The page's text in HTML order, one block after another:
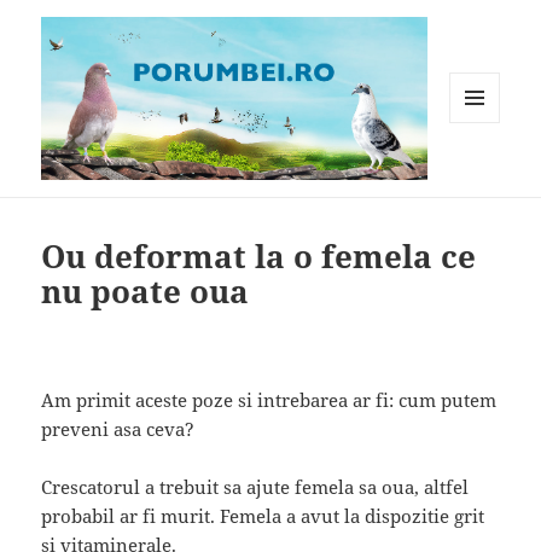
Ou deformat la o femela ce
nu poate oua
Am primit aceste poze si intrebarea ar fi: cum putem
preveni asa ceva?
Crescatorul a trebuit sa ajute femela sa oua, altfel
probabil ar fi murit. Femela a avut la dispozitie grit
si vitaminerale.